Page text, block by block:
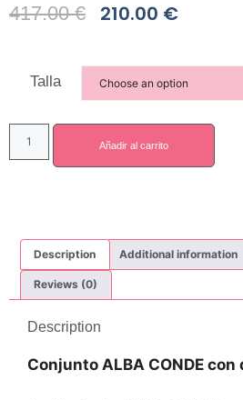
417.00€ 210.00 €
Talla
Añadir al carrito
Description Additional information
Reviews (0)
Description
Conjunto ALBA CONDE